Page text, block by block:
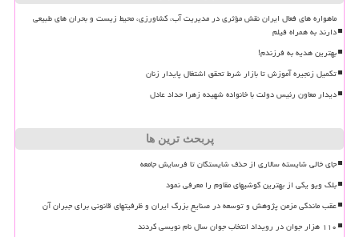
ماهواره های فعال ایران نقش مؤثری در مدیریت آب، کشاورزی، محیط زیست و بحران های طبیعی
دارند به همراه فیلم
بهترین هدیه به فرزندم!
تکمیل زنجیره آموزش تا بازار شرط تحقق اشتغال پایدار زنان
دیدار معاون رئیس دولت با خانواده شهیده زهرا حداد عادل
پربحث ترین ها
جای خالی شایسته سالاری از حذف شایستگان تا فرسایش جامعه
بلک ویو یکی از بهترین گوشیهای مقاوم را معرفی نمود
عقب ماندگی مزمن پژوهش و توسعه در صنایع بزرگ ایران و ظرفیتهای قانونی برای جبران آن
۱۱۰ هزار جوان در رویداد انتخاب جوان سال نام نویسی کردند